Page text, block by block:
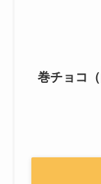
巻チョコ